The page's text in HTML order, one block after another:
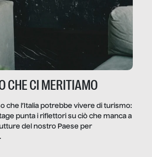
CHE CI MERITIAMO
che l’Italia potrebbe vivere di turismo:
punta i riflettori su ciò che manca a
del nostro Paese per